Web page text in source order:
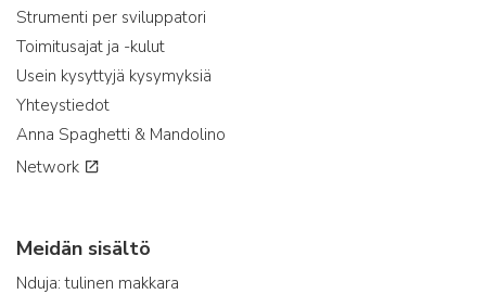
Strumenti per sviluppatori
Toimitusajat ja -kulut
Usein kysyttyjä kysymyksiä
Yhteystiedot
Anna Spaghetti & Mandolino
Network
Meidän sisältö
Nduja: tulinen makkara